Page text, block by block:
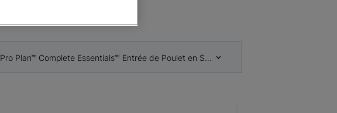
Pro Plan🅫 Complete Essentials🅪 Entrée de Poulet en Sauce Nourriture Humide pour